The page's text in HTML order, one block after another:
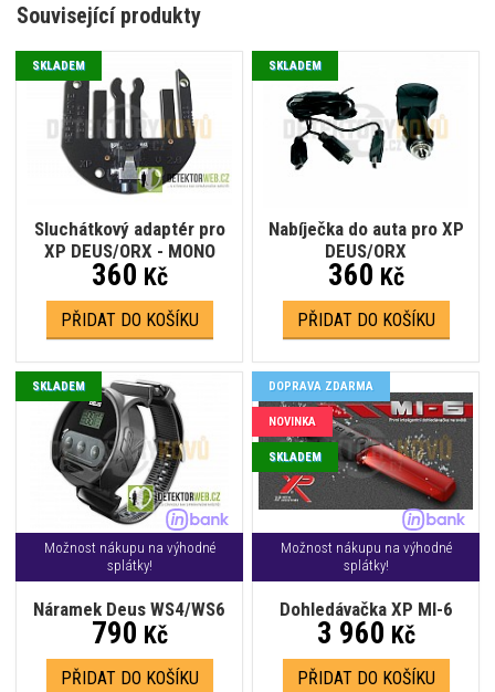
Související produkty
Sluchátkový adaptér pro
XP DEUS/ORX - MONO
SKLADEM
360 Kč
PŘIDAT DO KOŠÍKU
Nabíječka do auta pro XP
DEUS/ORX
SKLADEM
360 Kč
PŘIDAT DO KOŠÍKU
Možnost nákupu na výhodné
splátky!
Náramek Deus WS4/WS6
SKLADEM
790 Kč
PŘIDAT DO KOŠÍKU
Možnost nákupu na výhodné
splátky!
Dohledávačka XP MI-6
DOPRAVA ZDARMA
NOVINKA
SKLADEM
3 960 Kč
PŘIDAT DO KOŠÍKU